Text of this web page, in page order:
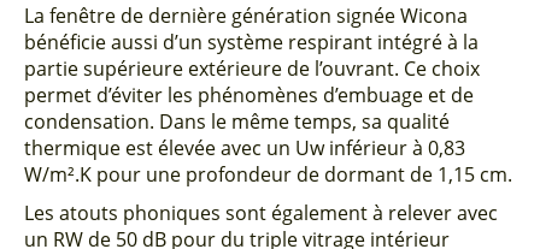
La fenêtre de dernière génération signée Wicona
bénéficie aussi d’un système respirant intégré à la
partie supérieure extérieure de l’ouvrant. Ce choix
permet d’éviter les phénomènes d’embuage et de
condensation. Dans le même temps, sa qualité
thermique est élevée avec un Uw inférieur à 0,83
W/m².K pour une profondeur de dormant de 1,15 cm.
Les atouts phoniques sont également à relever avec
un RW de 50 dB pour du triple vitrage intérieur